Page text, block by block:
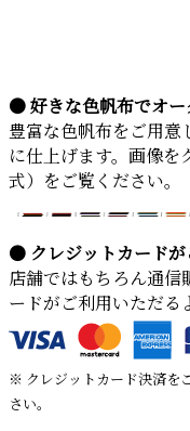
● 好きな色帆布でオー
豊富な色帆布をご用意
に仕上げます。画像
式）をご覧ください。
● クレジットカード
店舗ではもちろん通信
ードがご利用いただる
※ クレジットカード決済を
さい。